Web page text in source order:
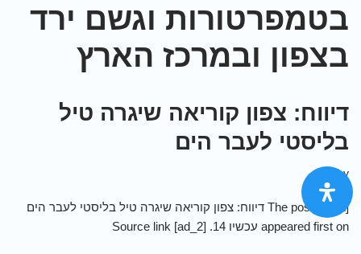
בטמפרטורות וגשם ירד
בצפון ובמרכז הארץ
דיווח: צפון קוריאה שיגרה טיל
בליסטי לעבר הים
by
[ad_1] The post דיווח: צפון קוריאה שיגרה טיל בליסטי לעבר הים
appeared first on עכשיו 14. [ad_2] Source link